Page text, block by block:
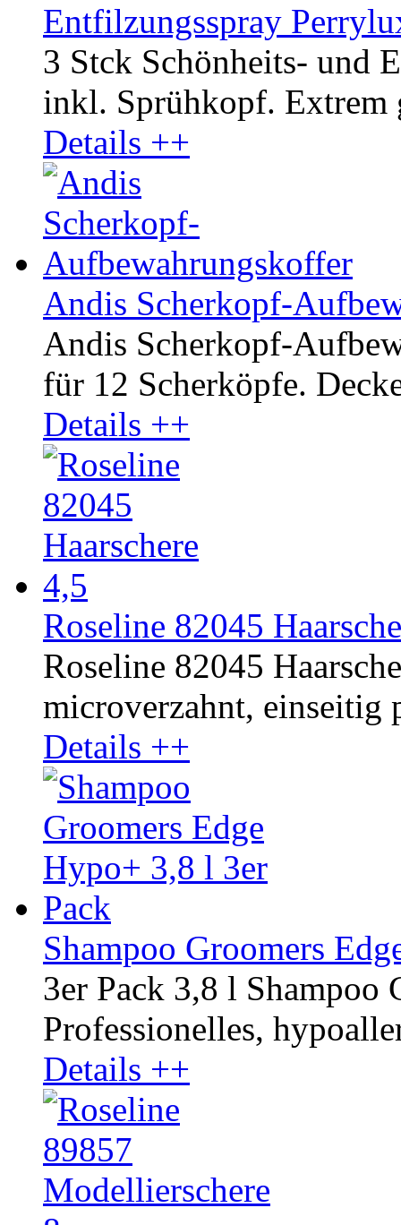
Entfilzungsspray
3 Stck Schönheits- und
inkl. Sprühkopf. Extrem
Details ++
Andis Scherkopf-
Andis Scherkopf-
für 12 Scherköpfe.
Details ++
Roseline 82045
Roseline 82045
microverzahnt, einseitig
Details ++
Shampoo Groomers
3er Pack 3,8 l Shampoo
Professionelles,
Details ++